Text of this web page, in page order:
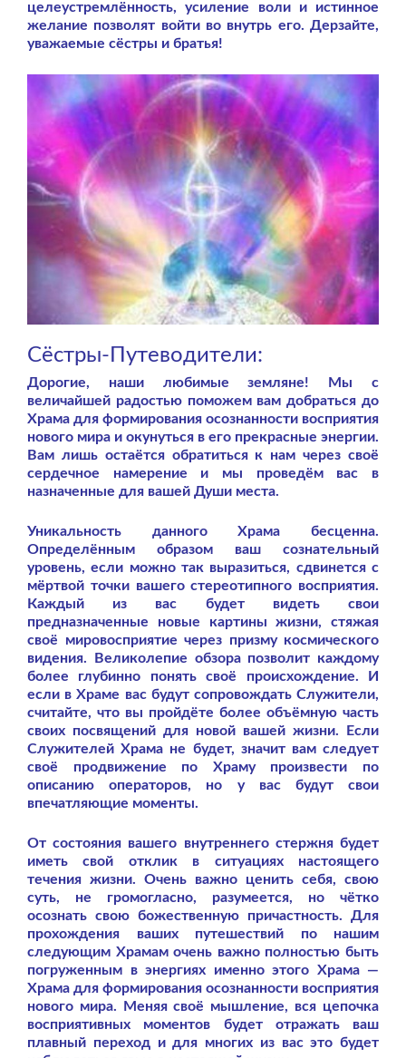
целеустремлённость, усиление воли и истинное
желание позволят войти во внутрь его. Дерзайте,
уважаемые сёстры и братья!
Сёстры-Путеводители:
Дорогие, наши любимые земляне! Мы с
величайшей радостью поможем вам добраться до
Храма для формирования осознанности восприятия
нового мира и окунуться в его прекрасные энергии.
Вам лишь остаётся обратиться к нам через своё
сердечное намерение и мы проведём вас в
назначенные для вашей Души места.
Уникальность данного Храма бесценна.
Определённым образом ваш сознательный
уровень, если можно так выразиться, сдвинется с
мёртвой точки вашего стереотипного восприятия.
Каждый из вас будет видеть свои
предназначенные новые картины жизни, стяжая
своё мировосприятие через призму космического
видения. Великолепие обзора позволит каждому
более глубинно понять своё происхождение. И
если в Храме вас будут сопровождать Служители,
считайте, что вы пройдёте более объёмную часть
своих посвящений для новой вашей жизни. Если
Служителей Храма не будет, значит вам следует
своё продвижение по Храму произвести по
описанию операторов, но у вас будут свои
впечатляющие моменты.
От состояния вашего внутреннего стержня будет
иметь свой отклик в ситуациях настоящего
течения жизни. Очень важно ценить себя, свою
суть, не громогласно, разумеется, но чётко
осознать свою божественную причастность. Для
прохождения ваших путешествий по нашим
следующим Храмам очень важно полностью быть
погруженным в энергиях именно этого Храма —
Храма для формирования осознанности восприятия
нового мира. Меняя своё мышление, вся цепочка
восприятивных моментов будет отражать ваш
плавный переход и для многих из вас это будет